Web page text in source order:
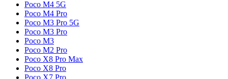
Poco M4 5G
Poco M4 Pro
Poco M3 Pro 5G
Poco M3 Pro
Poco M3
Poco M2 Pro
Poco X8 Pro Max
Poco X8 Pro
Poco X7 Pro